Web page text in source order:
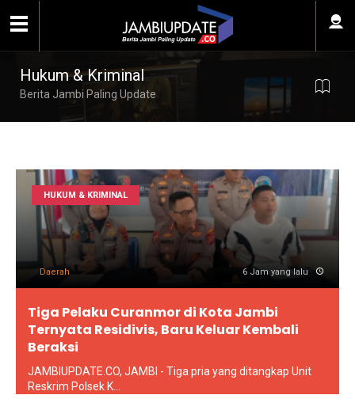
Hukum & Kriminal
Berita Jambi Paling Update
HUKUM & KRIMINAL
Daerah 6 Jam yang lalu
Tiga Pelaku Curanmor di Kota Jambi
Ternyata Residivis, Baru Keluar Kembali
Beraksi
JAMBIUPDATE.CO, JAMBI - Tiga pria yang ditangkap Unit
Reskrim Polsek K...